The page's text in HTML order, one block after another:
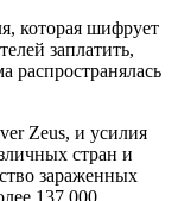
которая шифрует
заплатить,
распространялась
Zeus, и усилия
стран и
зараженных